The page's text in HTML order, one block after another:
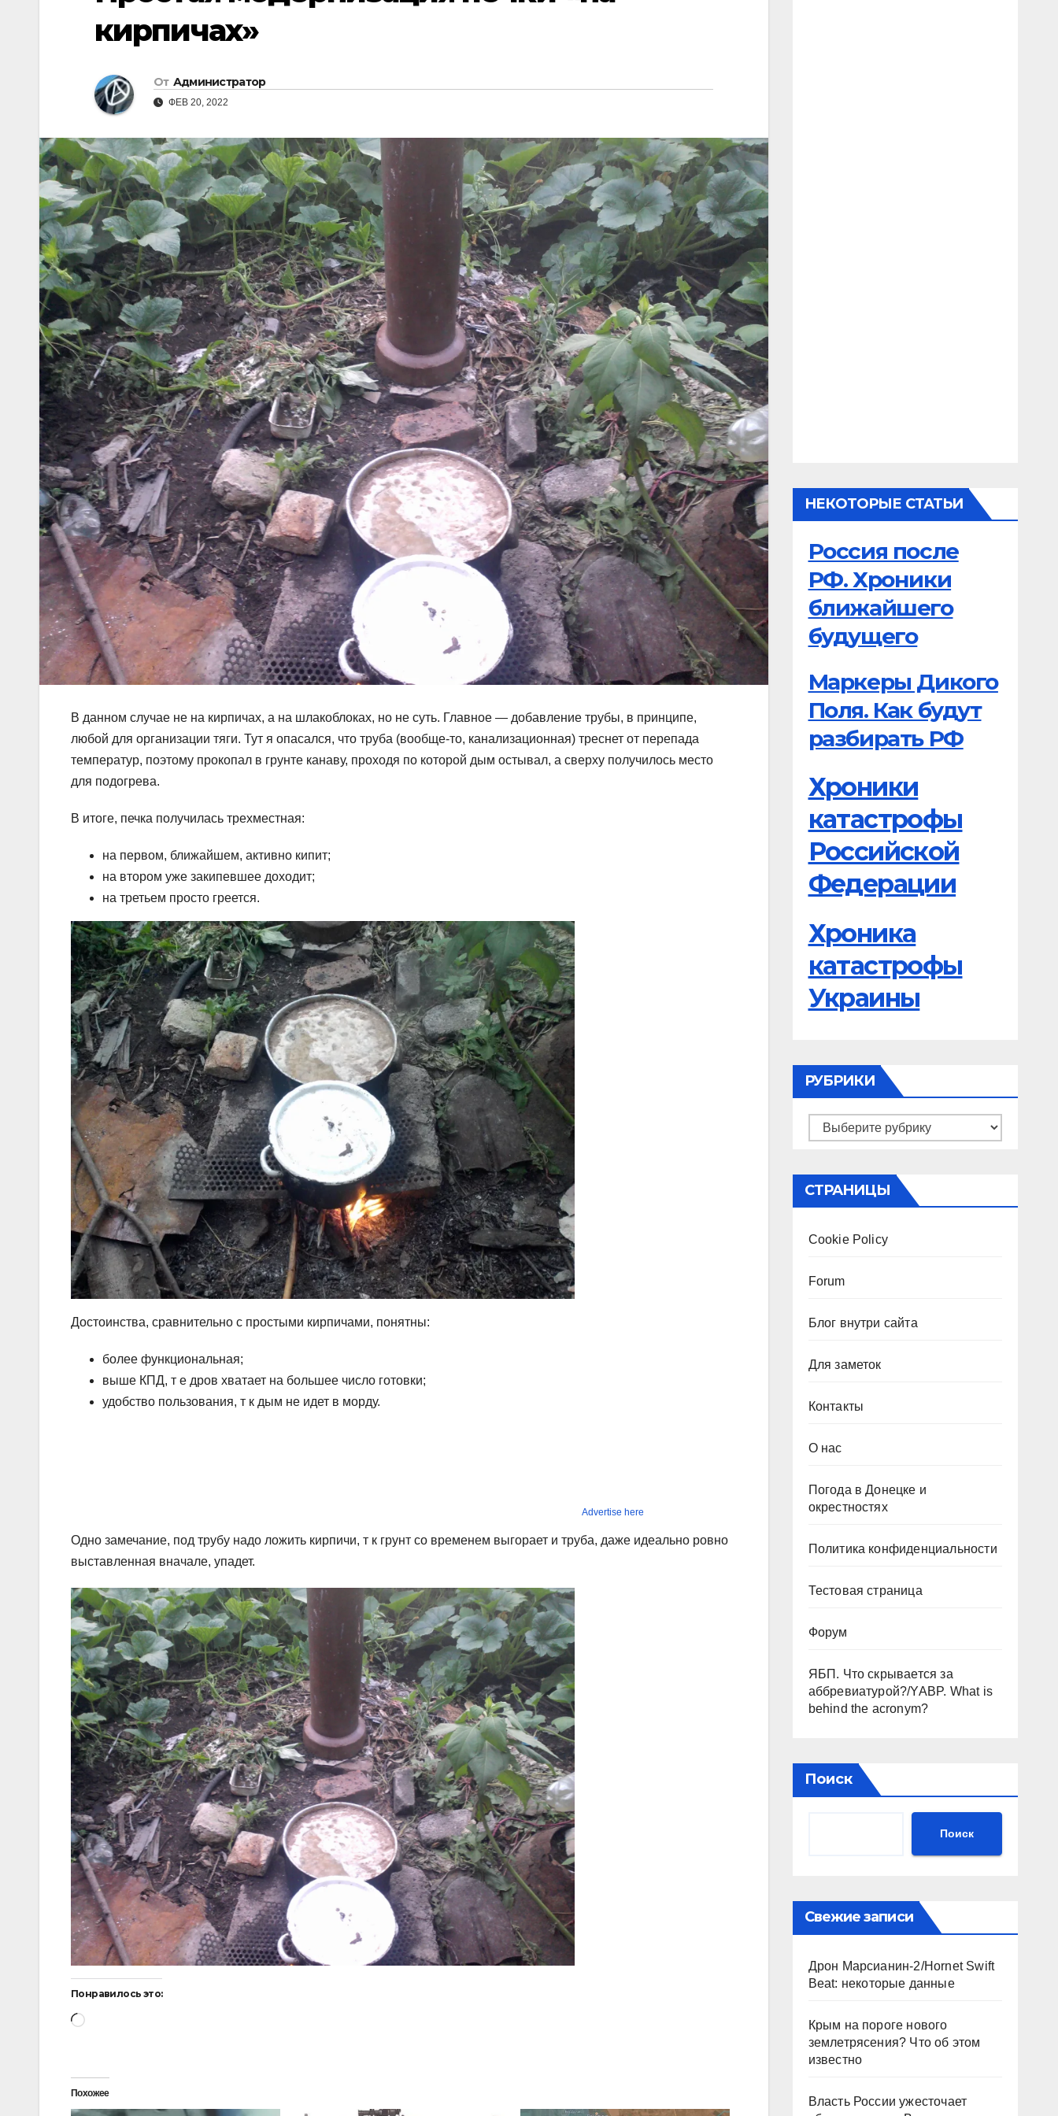
кирпичах»
От Администратор
ФЕВ 20, 2022
В данном случае не на кирпичах, а на шлакоблоках, но не суть. Главное — добавление трубы, в принципе,
любой для организации тяги. Тут я опасался, что труба (вообще-то, канализационная) треснет от перепада
температур, поэтому прокопал в грунте канаву, проходя по которой дым остывал, а сверху получилось место
для подогрева.
В итоге, печка получилась трехместная:
на первом, ближайшем, активно кипит;
на втором уже закипевшее доходит;
на третьем просто греется.
Достоинства, сравнительно с простыми кирпичами, понятны:
более функциональная;
выше КПД, т е дров хватает на большее число готовки;
удобство пользования, т к дым не идет в морду.
Advertise here
Одно замечание, под трубу надо ложить кирпичи, т к грунт со временем выгорает и труба, даже идеально ровно
выставленная вначале, упадет.
Понравилось это:
Загрузка…
Похожее
НЕКОТОРЫЕ СТАТЬИ
Россия после
РФ. Хроники
ближайшего
будущего
Маркеры Дикого
Поля. Как будут
разбирать РФ
Хроники
катастрофы
Российской
Федерации
Хроника
катастрофы
Украины
РУБРИКИ
Рубрики
СТРАНИЦЫ
Cookie Policy
Forum
Блог внутри сайта
Для заметок
Контакты
О нас
Погода в Донецке и
окрестностях
Политика конфиденциальности
Тестовая страница
Форум
ЯБП. Что скрывается за
аббревиатурой?/YABP. What is
behind the acronym?
Поиск
Поиск
Свежие записи
Дрон Марсианин-2/Hornet Swift
Beat: некоторые данные
Крым на пороге нового
землетрясения? Что об этом
известно
Власть России ужесточает